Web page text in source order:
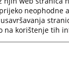
dana
čemu će javnost
neophodne
na korištenje tih